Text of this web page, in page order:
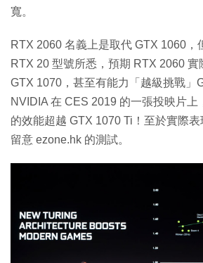
寬。
RTX 2060 名義上是取代 GTX 1060，
RTX 20 型號所悉，預期 RTX 2060
GTX 1070，甚至有能力「越級挑戰」
NVIDIA 在 CES 2019 的一張投映片
的效能超越 GTX 1070 Ti！至於實際
留意 ezone.hk 的測試。